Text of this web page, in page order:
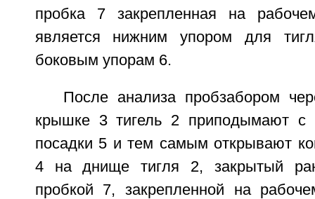
пробка 7 закрепленная на
является нижним упором для
боковым упорам 6.
После анализа пробзабором
крышке 3 тигель 2 приподымают с
посадки 5 и тем самым открывают
4 на днище тигля 2, закрытый
пробкой 7, закрепленной на